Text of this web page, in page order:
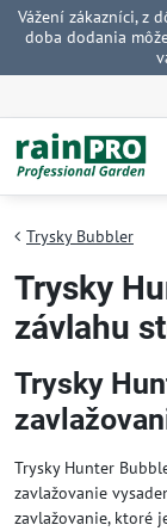
Vážení zákazníci, z
doba dodania
Trysky Bubbler
Trysky
závlahu
Trysky
Trysky Hunter
zavlažovanie
zavlažovanie, ktoré